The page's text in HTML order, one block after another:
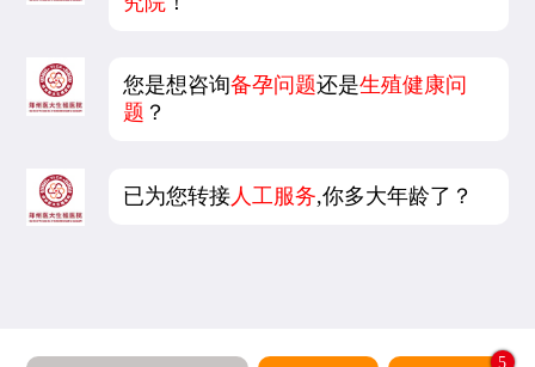
您是想咨询备孕问题还是生殖健康问
题 ？
已为您转接 人工服务,你多大年龄了？